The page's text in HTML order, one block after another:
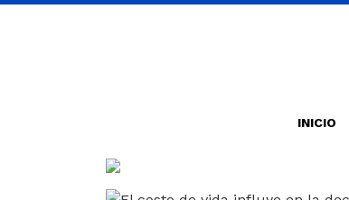
INICIO